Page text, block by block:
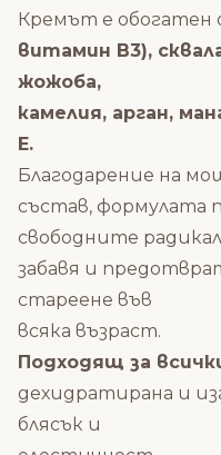
Кремът е обогатен
витамин B3),
жожоба,
камелия, арган,
Е.
Благодарение на
състав, формулата
свободните
забавя и
стареене във
всяка възраст.
Подходящ за
дехидратирана и
блясък и